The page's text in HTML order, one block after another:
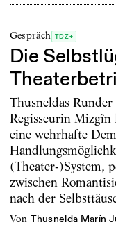
Gespräch TDZ+
Die
Thusneldas
Regisseurin
eine wehrhafte
(Theater-)System,
zwischen
nach der
von Thusnelda Marín